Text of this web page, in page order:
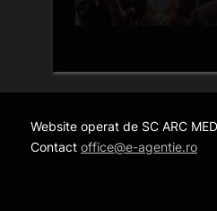
Website operat de SC ARC
Contact office@e-agentie.ro